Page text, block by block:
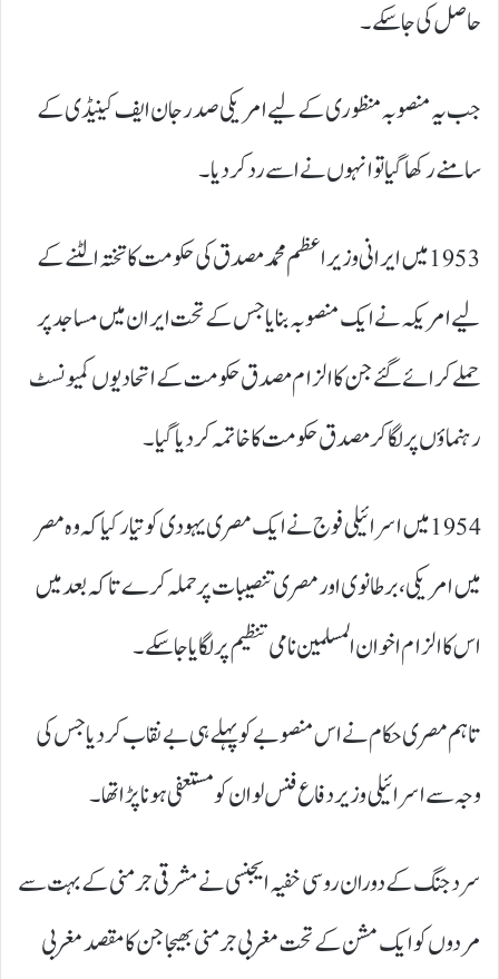
حاصل کی جا سکے۔
جب یہ منصوبہ منظوری کے لیے امریکی صدر جان ایف کینیڈی کے
سامنے رکھا گیا تو انہوں نے اسے رد کر دیا۔
1953 میں ایرانی وزیراعظم محمد مصدق کی حکومت کا تختہ الٹنے کے
لیے امریکہ نے ایک منصوبہ بنایا جس کے تحت ایران میں مساجد پر
حملے کرائے گئے جن کا الزام مصدق حکومت کے اتحادیوں کمیونسٹ
رہنماؤں پر لگا کر مصدق حکومت کا خاتمہ کر دیا گیا۔
1954 میں اسرائیلی فوج نے ایک مصری یہودی کو تیار کیا کہ وہ مصر
میں امریکی، برطانوی اور مصری تنصیبات پر حملہ کرے تاکہ بعد میں
اس کا الزام اخوان المسلمین نامی تنظیم پر لگایا جا سکے۔
تاہم مصری حکام نے اس منصوبے کو پہلے ہی بےنقاب کر دیا جس کی
وجہ سے اسرائیلی وزیر دفاع فنس لوان کو مستعفی ہونا پڑا تھا۔
سرد جنگ کے دوران روسی خفیہ ایجنسی نے مشرقی جرمنی کے بہت سے
مردوں کو ایک مشن کے تحت مغربی جرمنی بھیجا جن کا مقصد مغربی